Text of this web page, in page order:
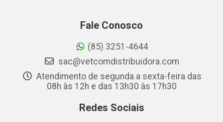
Fale Conosco
(85) 3251-4644
sac@vetcomdistribuidora.com
Atendimento de segunda a sexta-feira das
08h às 12h e das 13h30 às 17h30
Redes Sociais